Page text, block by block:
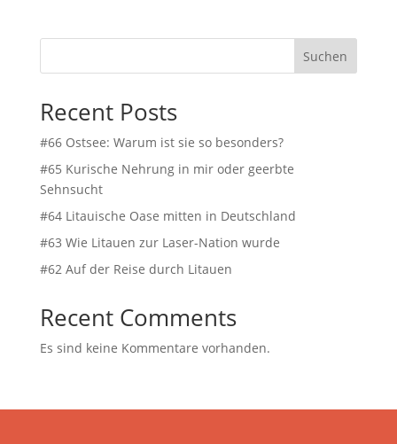
Suchen
Recent Posts
#66 Ostsee: Warum ist sie so besonders?
#65 Kurische Nehrung in mir oder geerbte
Sehnsucht
#64 Litauische Oase mitten in Deutschland
#63 Wie Litauen zur Laser-Nation wurde
#62 Auf der Reise durch Litauen
Recent Comments
Es sind keine Kommentare vorhanden.